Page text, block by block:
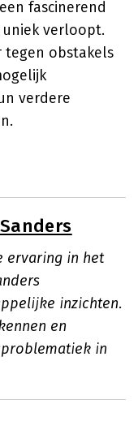
fascinerend
verloopt.
tegen obstakels
verdere
ervaring in het
inzichten.
en
in